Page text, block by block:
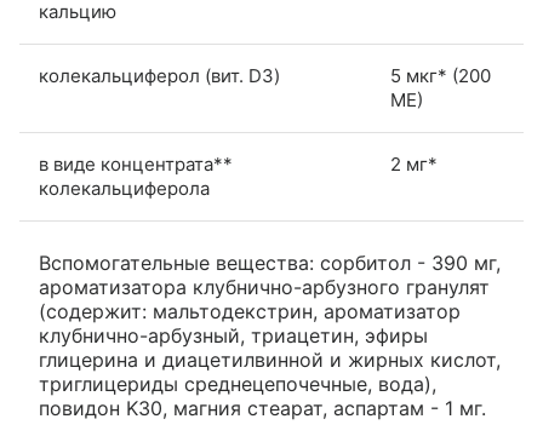
кальцию
колекальциферол (вит. D3)
5 мкг* (200
МЕ)
в виде концентрата**
колекальциферола
2 мг*
Вспомогательные вещества: сорбитол - 390 мг,
ароматизатора клубнично-арбузного гранулят
(содержит: мальтодекстрин, ароматизатор
клубнично-арбузный, триацетин, эфиры
глицерина и диацетилвинной и жирных кислот,
триглицериды среднецепочечные, вода),
повидон K30, магния стеарат, аспартам - 1 мг.